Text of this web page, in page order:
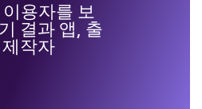
용자를 보
결과 앱, 출
작자